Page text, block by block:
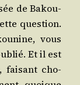
de Bakou­
ques­tion.
vous
Et il est
fai­sant cho­